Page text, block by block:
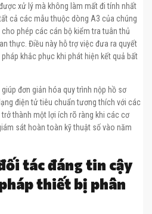
xử lý mà không làm mất đi tính nhất
cả các mẫu thuộc dòng A3 của chúng
phép các cán bộ kiểm tra tuân thủ
thực. Điều này hỗ trợ việc đưa ra quyết
khắc phục khi phát hiện kết quả bất
đơn giản hóa quy trình nộp hồ sơ
điện tử tiêu chuẩn tương thích với các
thành một lợi ích rõ ràng khi các cơ
sát hoàn toàn kỹ thuật số vào năm
tác đáng tin cậy
thiết bị phân